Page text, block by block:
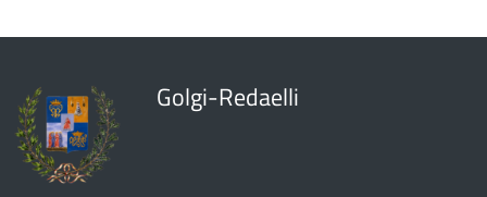
Golgi-Redaelli